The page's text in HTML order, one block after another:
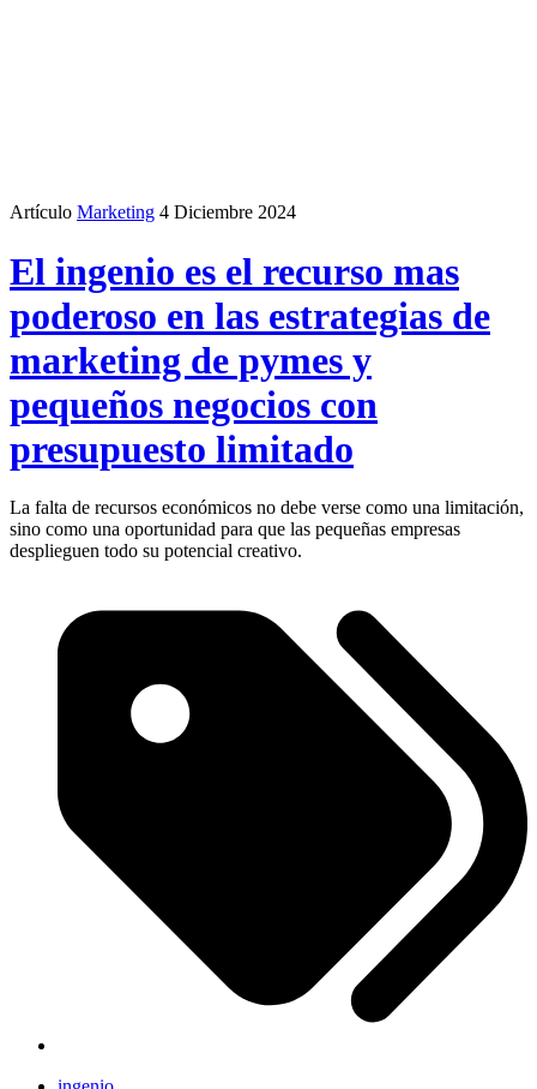
Artículo Marketing 4 Diciembre 2024
El ingenio es el recurso mas
poderoso en las estrategias de
marketing de pymes y
pequeños negocios con
presupuesto limitado
La falta de recursos económicos no debe verse como una limitación,
sino como una oportunidad para que las pequeñas empresas
desplieguen todo su potencial creativo.